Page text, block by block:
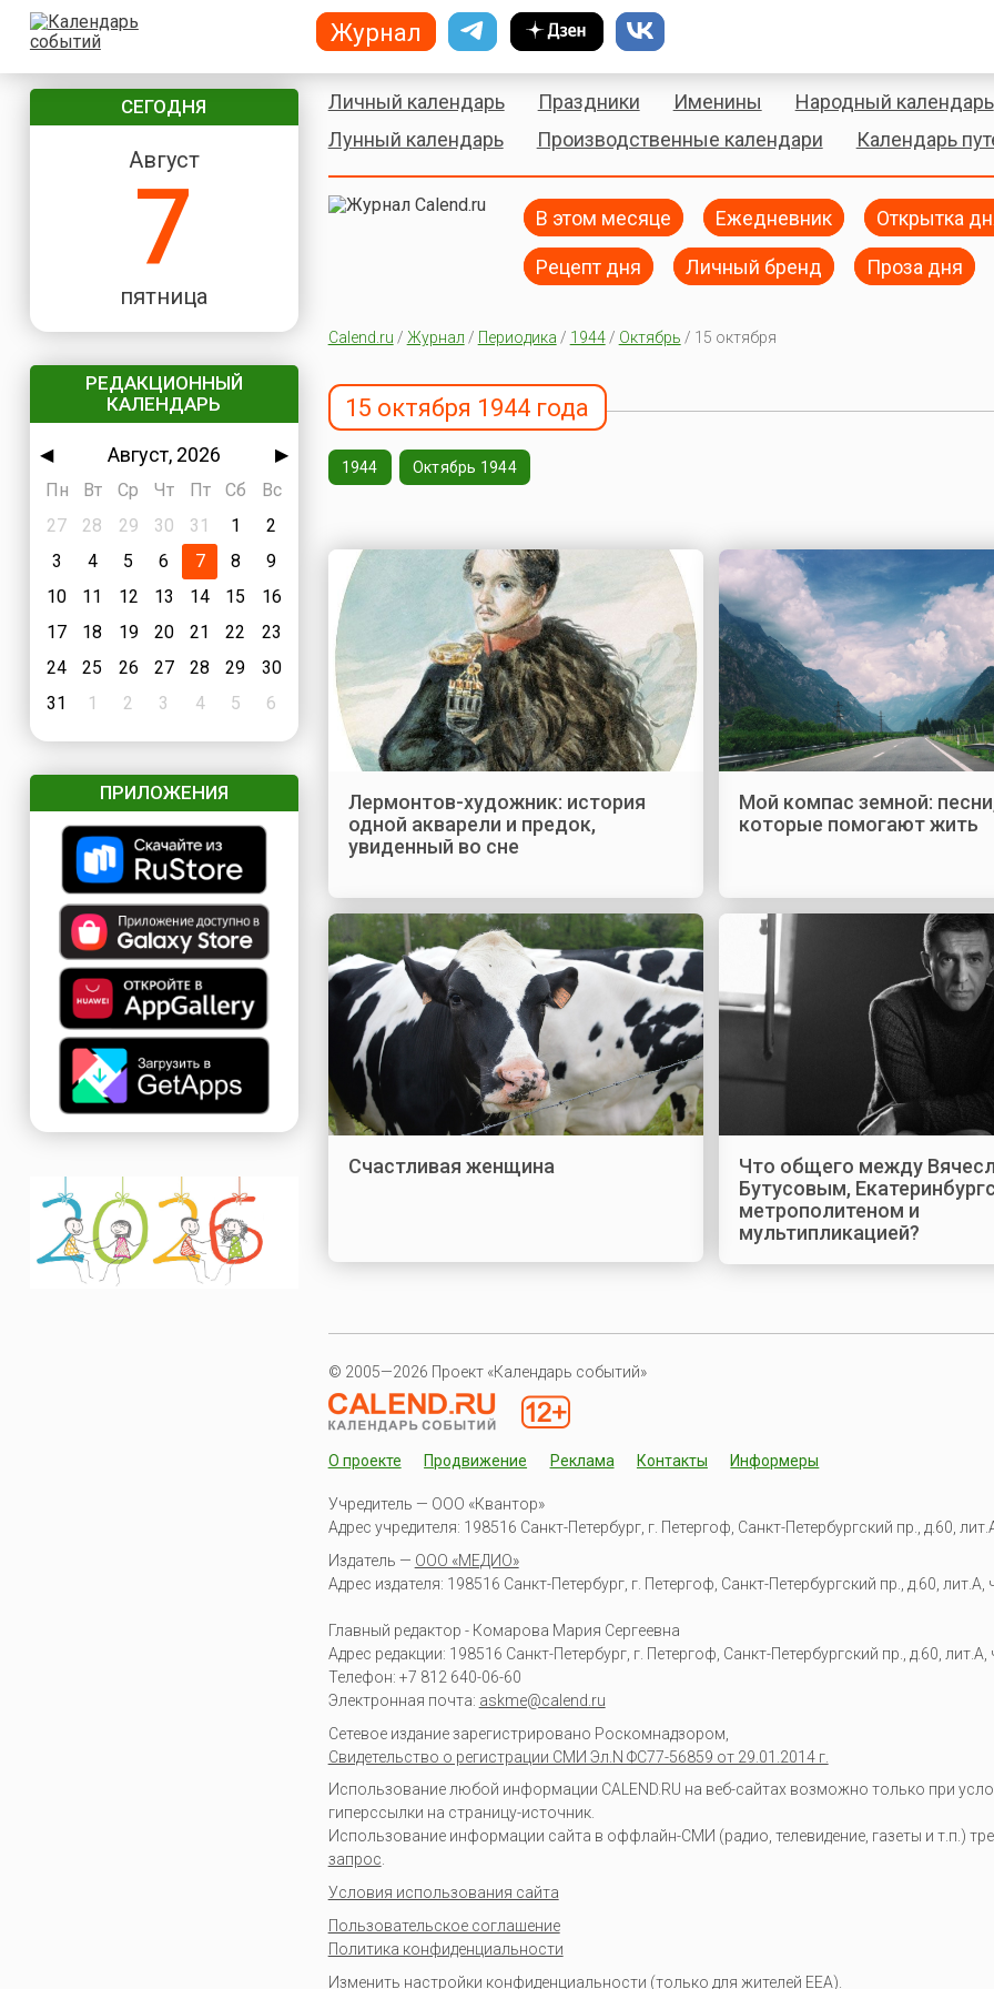
СЕГОДНЯ
Август
7
пятница
РЕДАКЦИОННЫЙ
КАЛЕНДАРЬ
◀ Август, 2026
▶
Пн
Вт Ср Чт Пт Сб
Вс
27
28 29 30 31 1
2
3
4 5 6 7 8
9
10
11 12 13 14 15
16
17
18 19 20 21 22
23
24
25 26 27 28 29
30
31
1 2 3 4 5 6
ПРИЛОЖЕНИЯ
Личный календарь Праздники Именины
Народный календарь
Лунный календарь
Производственные календари Календарь
В этом месяце Ежедневник Открытка
Рецепт дня Личный бренд Проза дня
Calend.ru / Журнал / Периодика / 1944/ Октябрь / 15 октября
15 октября 1944 года
1944 Октябрь 1944
Лермонтов-художник: история
одной акварели и предок,
увиденный во сне
Мой компас земной:
которые помогают жить
Счастливая женщина
Что общего между
Бутусовым,
метрополитеном и
мультипликацией?
© 2005—2026 Проект «Календарь событий»
О проекте Продвижение Реклама Контакты Информеры
Учредитель — ООО «Квантор»
Адрес учредителя: 198516 Санкт-Петербург, г. Петергоф, Санкт-Петербургский пр., д.60,
Издатель — ООО «МЕДИО»
Адрес издателя: 198516 Санкт-Петербург, г. Петергоф, Санкт-Петербургский пр., д.60,
Главный редактор - Комарова Мария Сергеевна
Адрес редакции: 198516 Санкт-Петербург, г. Петергоф Санкт-Петербургский пр., д.60,
Телефон: +7 812 640-06-60
Электронная почта: askme@calend.ru
Сетевое издание зарегистрировано Роскомнадзором,
Свидетельство о регистрации СМИ Эл.N ФС77-56859 от 29.01.2014 г.
Использование любой информации CALEND.RU на веб-сайтах возможно только при
гиперссылки на страницу-источник.
Использование информации сайта в оффлайн-СМИ (радио, телевидение, газеты и т.п.)
запрос.
Условия использования сайта
Пользовательское соглашение
Политика конфиденциальности
Изменить настройки конфиденциальности (только для жителей EEA).
Журнал